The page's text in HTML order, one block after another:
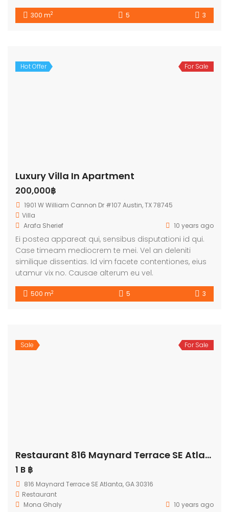
300 m2 5 3
Hot Offer For Sale
Luxury Villa In Apartment
200,000฿
1901 W William Cannon Dr #107 Austin, TX 78745
Villa
Arafa Sherief
10 years ago
Ei postea appareat qui, sensibus disputationi id qui.
Case timeam mediocrem te mei. Vel an deleniti
similique dissentias. Id vim facete contentiones, eius
utamur vix no. Causae alterum eu vel.
500 m2 5 3
Sale For Sale
Restaurant 816 Maynard Terrace SE Atlanta
1 B ฿
816 Maynard Terrace SE Atlanta, GA 30316
Restaurant
Mona Ghaly
10 years ago